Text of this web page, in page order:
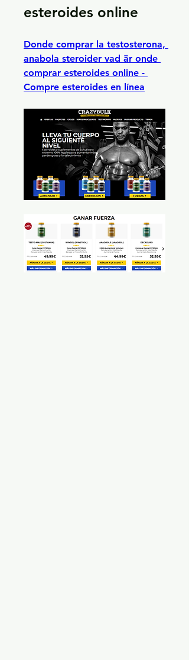
esteroides online
Donde comprar la testosterona,
anabola steroider vad är onde
comprar esteroides online -
Compre esteroides en línea